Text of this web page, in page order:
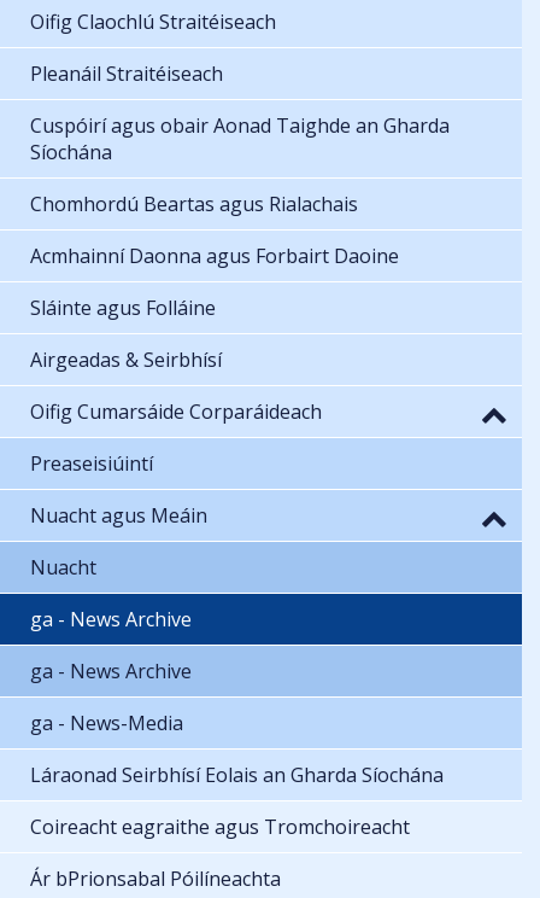
Oifig Claochlú Straitéiseach
Pleanáil Straitéiseach
Cuspóirí agus obair Aonad Taighde an Gharda
Síochána
Chomhordú Beartas agus Rialachais
Acmhainní Daonna agus Forbairt Daoine
Sláinte agus Folláine
Airgeadas & Seirbhísí
Oifig Cumarsáide Corparáideach
Preaseisiúintí
Nuacht agus Meáin
Nuacht
ga - News Archive
ga - News Archive
ga - News-Media
Láraonad Seirbhísí Eolais an Gharda Síochána
Coireacht eagraithe agus Tromchoireacht
Ár bPrionsabal Póilíneachta